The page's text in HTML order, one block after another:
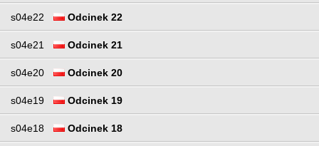
s04e22 Odcinek 22
s04e21 Odcinek 21
s04e20 Odcinek 20
s04e19 Odcinek 19
s04e18 Odcinek 18